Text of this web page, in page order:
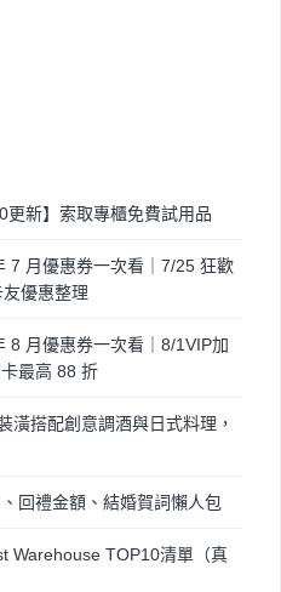
更新】索取專櫃免費試用品
7 月優惠券一次看｜7/25 狂歡
優惠整理
8 月優惠券一次看｜8/1VIP加
最高 88 折
潢搭配創意調酒與日式料理，
回禮金額、結婚賀詞懶人包
Warehouse TOP10清單（真